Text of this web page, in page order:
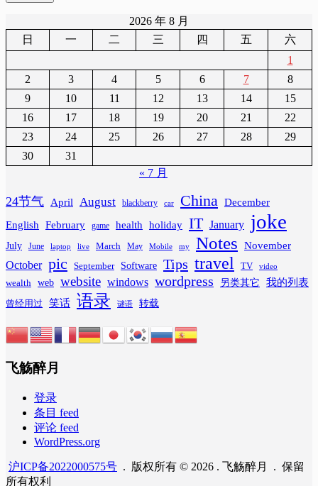
2026 年 8 月
日
一 二 三 四 五
六
1
2
3 4 5 6 7
8
9
10 11 12 13 14
15
16
17 18 19 20 21
22
23
24 25 26 27 28
29
30
31
« 7 月
24节气 April August blackberry car China
December
English
February game health holiday IT January joke
July June laptop live March May Mobile my Notes November
October pic September Software Tips travel TV video
wealth web website windows wordpress 另类其它 我的列表
曾经用过 笑话 语录 谜语 转载
飞觞醉月
登录
条目 feed
评论 feed
WordPress.org
沪ICP备2022000575号 . 版权所有 © 2026 . 飞觞醉月 . 保留
所有权利